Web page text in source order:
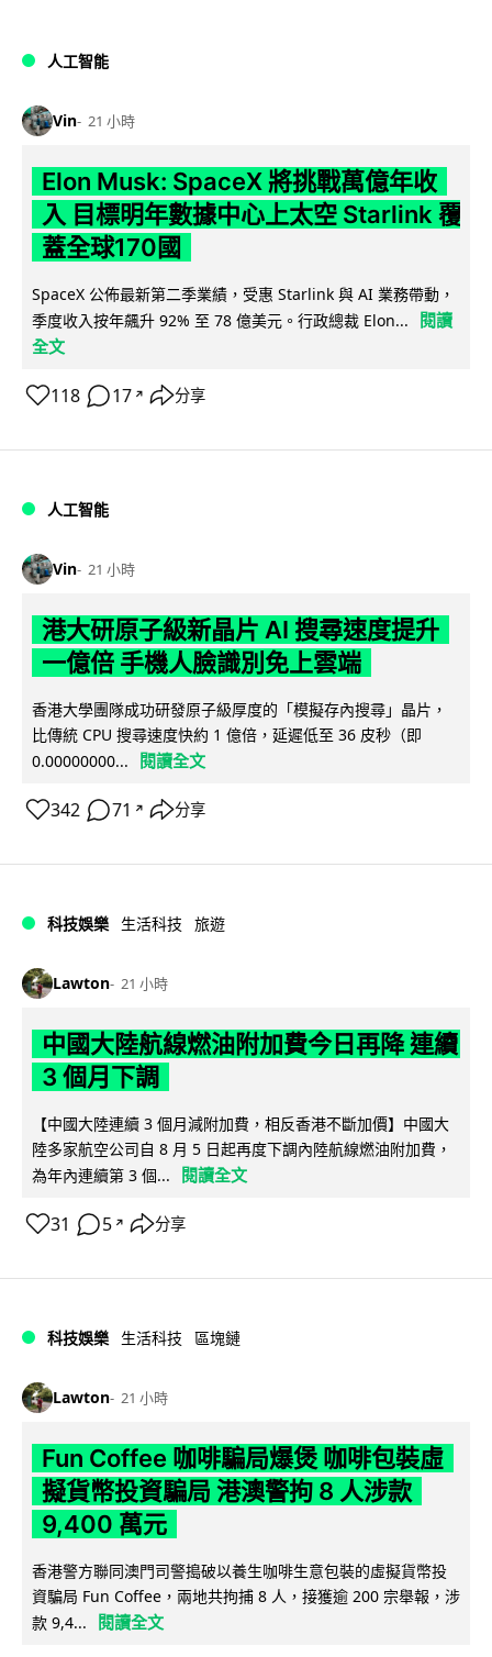
人工智能
Vin 21 小時
Elon Musk: SpaceX 將挑戰萬億年收
入 目標明年數據中心上太空 Starlink 覆
蓋全球170國
SpaceX 公佈最新第二季業績，受惠 Starlink 與 AI 業務帶動，
季度收入按年飆升 92% 至 78 億美元。行政總裁 Elon...
閱讀
全文
118 17 ↗ 分享
人工智能
Vin 21 小時
港大研原子級新晶片 AI 搜尋速度提升
一億倍 手機人臉識別免上雲端
香港大學團隊成功研發原子級厚度的「模擬存內搜尋」晶片，
比傳統 CPU 搜尋速度快約 1 億倍，延遲低至 36 皮秒（即
0.00000000...
閱讀全文
342 71 ↗ 分享
科技娛樂 生活科技 旅遊
Lawton 21 小時
中國大陸航線燃油附加費今日再降 連續
3 個月下調
【中國大陸連續 3 個月減附加費，相反香港不斷加價】中國大
陸多家航空公司自 8 月 5 日起再度下調內陸航線燃油附加費，
為年內連續第 3 個...
閱讀全文
31 5 ↗ 分享
科技娛樂 生活科技 區塊鏈
Lawton 21 小時
Fun Coffee 咖啡騙局爆煲 咖啡包裝虛
擬貨幣投資騙局 港澳警拘 8 人涉款
9,400 萬元
香港警方聯同澳門司警搗破以養生咖啡生意包裝的虛擬貨幣投
資騙局 Fun Coffee，兩地共拘捕 8 人，接獲逾 200 宗舉報，涉
款 9,4...
閱讀全文